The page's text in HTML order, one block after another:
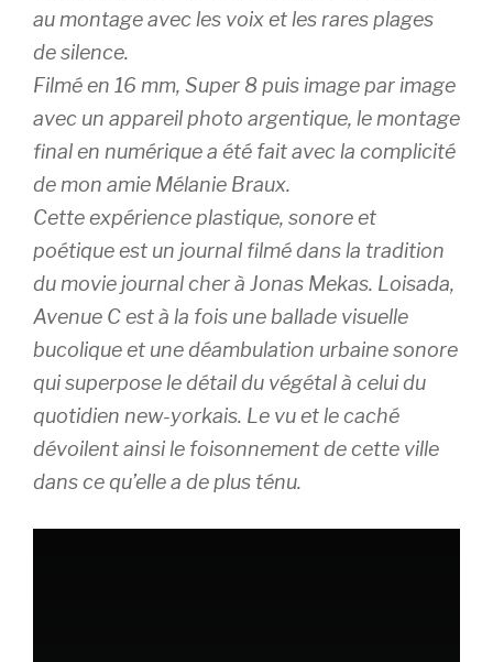
au montage avec les voix et les rares plages
de silence.
Filmé en 16 mm, Super 8 puis image par image
avec un appareil photo argentique, le montage
final en numérique a été fait avec la complicité
de mon amie Mélanie Braux.
Cette expérience plastique, sonore et
poétique est un journal filmé dans la tradition
du movie journalcher à Jonas Mekas. Loisada,
Avenue Cest à la fois une ballade visuelle
bucolique et une déambulation urbaine sonore
qui superpose le détail du végétal à celui du
quotidien new-yorkais. Le vu et le caché
dévoilent ainsi le foisonnement de cette ville
dans ce qu’elle a de plus ténu.